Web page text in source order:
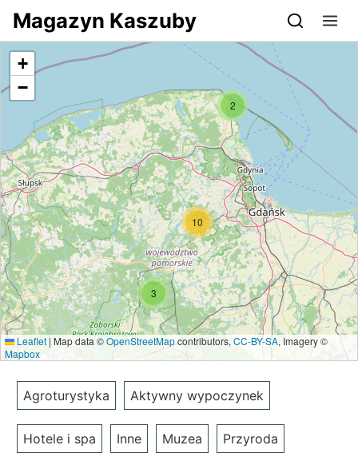
Przejdź do serwisu magazynkaszuby.pl
Magazyn Kaszuby
3
10
2
+
−
Leaflet | Map data ©OpenStreetMapcontributors, CC-BY-SA, Imagery ©
Mapbox
Agroturystyka Aktywny wypoczynek
Hotele i spa Inne Muzea Przyroda